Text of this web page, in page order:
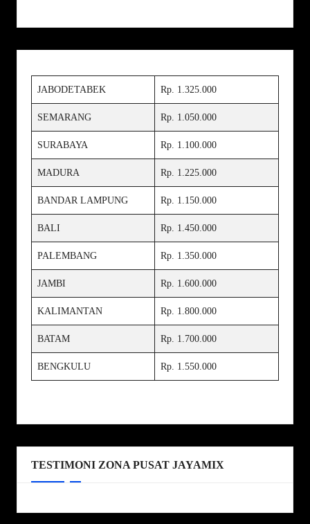
JABODETABEK Rp. 1.325.000
SEMARANG Rp. 1.050.000
SURABAYA Rp. 1.100.000
MADURA Rp. 1.225.000
BANDAR LAMPUNG Rp. 1.150.000
BALI Rp. 1.450.000
PALEMBANG Rp. 1.350.000
JAMBI Rp. 1.600.000
KALIMANTAN Rp. 1.800.000
BATAM Rp. 1.700.000
BENGKULU Rp. 1.550.000
TESTIMONI ZONA PUSAT JAYAMIX